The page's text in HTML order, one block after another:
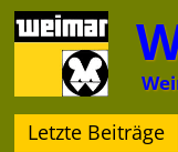
Zum
Inhalt
springen
Letzte Beiträge